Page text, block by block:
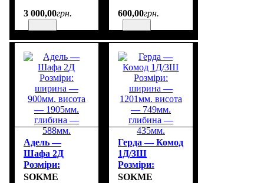
1290мм. висота
3 000,00грн.
— 230мм.
600,00грн.
Адель —
Шафа 2Д
Розміри:
ширина —
SOKME
Герда — Комод
1Д/3Ш
Розміри:
ширина —
SOKME